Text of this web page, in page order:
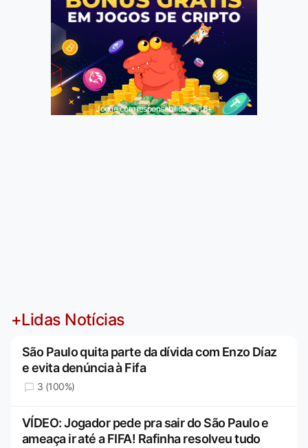
Jogue com responsabilidade. 18+
+Lidas Notícias
São Paulo quita parte da dívida com Enzo Díaz
e evita denúncia à Fifa
3 (100%)
VÍDEO: Jogador pede pra sair do São Paulo e
ameaça ir até a FIFA! Rafinha resolveu tudo